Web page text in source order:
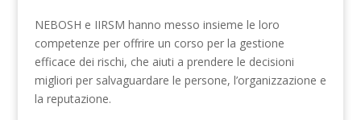
NEBOSH e IIRSM hanno messo insieme le loro
competenze per offrire un corso per la gestione
efficace dei rischi, che aiuti a prendere le decisioni
migliori per salvaguardare le persone, l’organizzazione e
la reputazione.